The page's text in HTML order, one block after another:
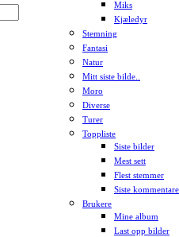
Miks
Kjæledyr
Stemning
Fantasi
Natur
Mitt siste bilde..
Moro
Diverse
Turer
Toppliste
Siste bilder
Mest sett
Flest stemmer
Siste
Brukere
Mine album
Last opp bilder